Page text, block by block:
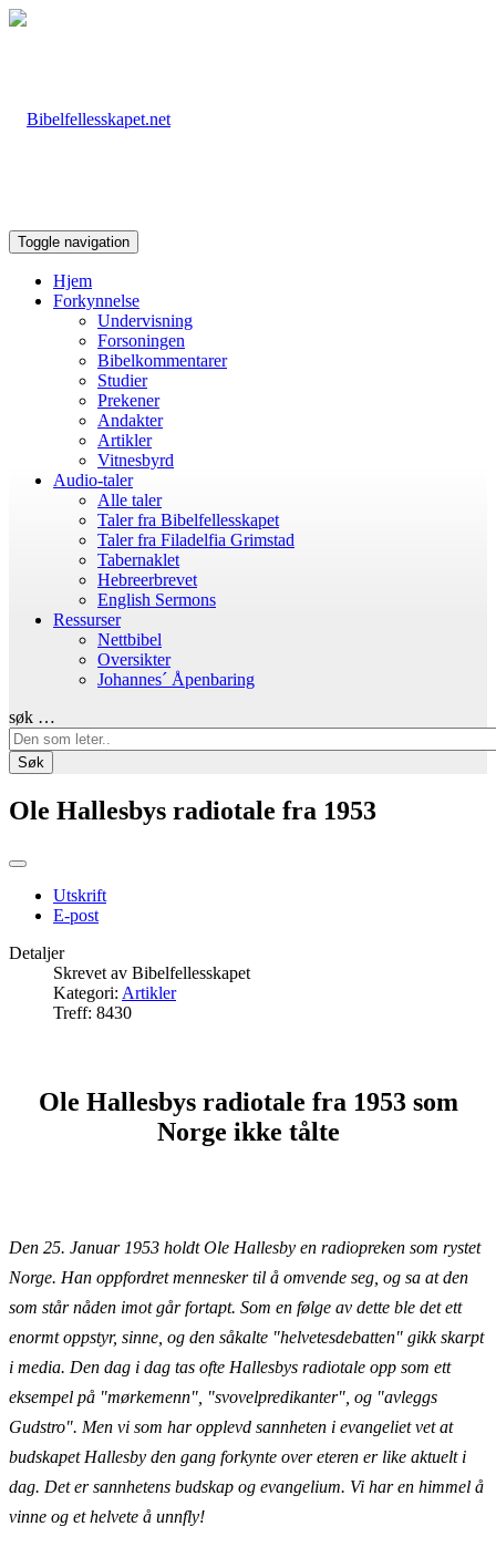
Toggle navigation
Hjem
Forkynnelse
Undervisning
Forsoningen
Bibelkommentarer
Studier
Prekener
Andakter
Artikler
Vitnesbyrd
Audio-taler
Alle taler
Taler fra Bibelfellesskapet
Taler fra Filadelfia Grimstad
Tabernaklet
Hebreerbrevet
English Sermons
Ressurser
Nettbibel
Oversikter
Johannes´ Åpenbaring
søk …
Søk
Ole Hallesbys radiotale fra 1953
Utskrift
E-post
Detaljer
Skrevet av Bibelfellesskapet
Kategori: Artikler
Treff: 8430
Ole Hallesbys radiotale fra 1953 som
Norge ikke tålte
Den 25. Januar 1953 holdt Ole Hallesby en radiopreken som rystet
Norge. Han oppfordret mennesker til å omvende seg, og sa at den
som står nåden imot går fortapt. Som en følge av dette ble det ett
enormt oppstyr, sinne, og den såkalte "helvetesdebatten" gikk skarpt
i media. Den dag i dag tas ofte Hallesbys radiotale opp som ett
eksempel på "mørkemenn", "svovelpredikanter", og "avleggs
Gudstro". Men vi som har opplevd sannheten i evangeliet vet at
budskapet Hallesby den gang forkynte over eteren er like aktuelt i
dag. Det er sannhetens budskap og evangelium. Vi har en himmel å
vinne og et helvete å unnfly!